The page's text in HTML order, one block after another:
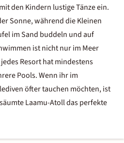
den Kindern lustige Tänze ein.
Sonne, während die Kleinen
im Sand buddeln und auf
ist nicht nur im Meer
Resort hat mindestens
Pools. Wenn ihr im
öfter tauchen möchten, ist
Laamu-Atoll das perfekte